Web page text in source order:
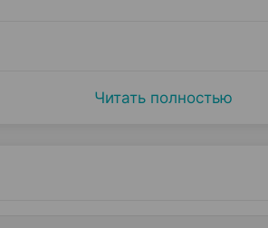
Читать полностью